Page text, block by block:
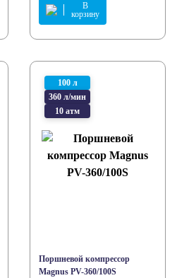
В
корзину
100 л
360 л/мин
10 атм
Поршневой компрессор
Magnus PV-360/100S